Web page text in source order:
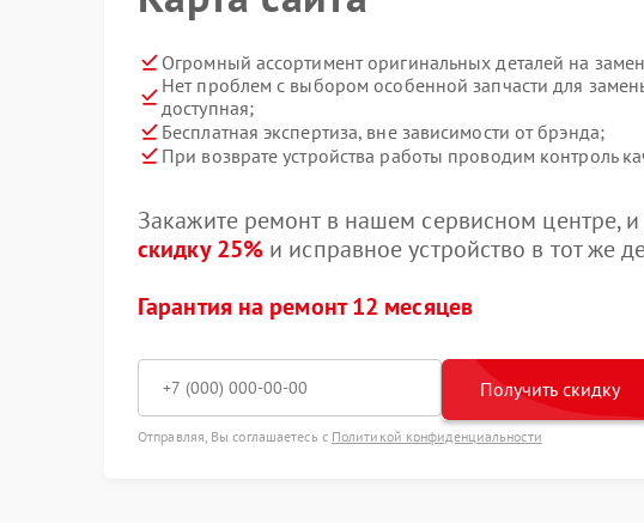
Огромный ассортимент оригинальных деталей на
Нет проблем с выбором особенной запчасти для
доступная;
Бесплатная экспертиза, вне зависимости от брэнда;
При возврате устройства работы проводим контроль
Закажите ремонт в нашем сервисном центре, и
скидку 25% и исправное устройство в тот же
Гарантия на ремонт 12 месяцев
Получить скидку
Отправляя, Вы соглашаетесь с Политикой конфиденциальности